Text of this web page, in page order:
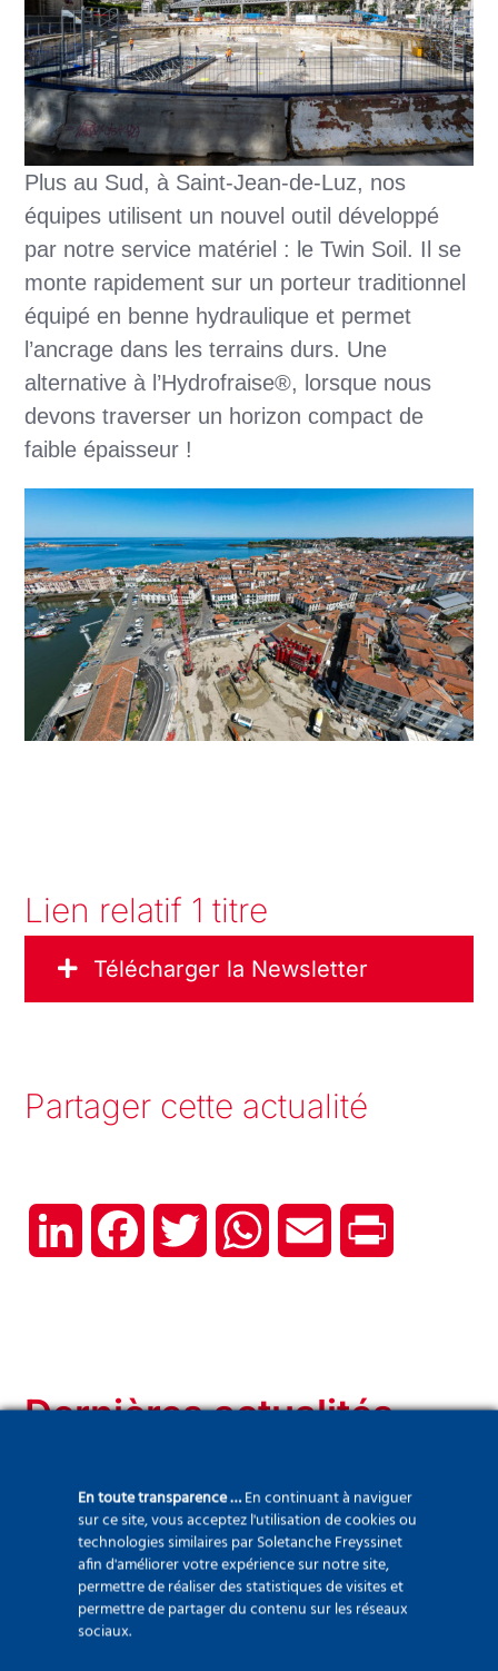
Plus au Sud, à Saint-Jean-de-Luz, nos
équipes utilisent un nouvel outil développé
par notre service matériel : le Twin Soil. Il se
monte rapidement sur un porteur traditionnel
équipé en benne hydraulique et permet
l’ancrage dans les terrains durs. Une
alternative à l’Hydrofraise®, lorsque nous
devons traverser un horizon compact de
faible épaisseur !
Lien relatif 1 titre
Télécharger la Newsletter
Partager cette actualité
LinkedIn FacebookTwitter WhatsAppEmail
Dernières actualités
En toute transparence …En continuant à naviguer
sur ce site, vous acceptez l'utilisation de cookies ou
technologies similaires par Soletanche Freyssinet
afin d'améliorer votre expérience sur notre site,
permettre de réaliser des statistiques de visites et
permettre de partager du contenu sur les réseaux
sociaux.